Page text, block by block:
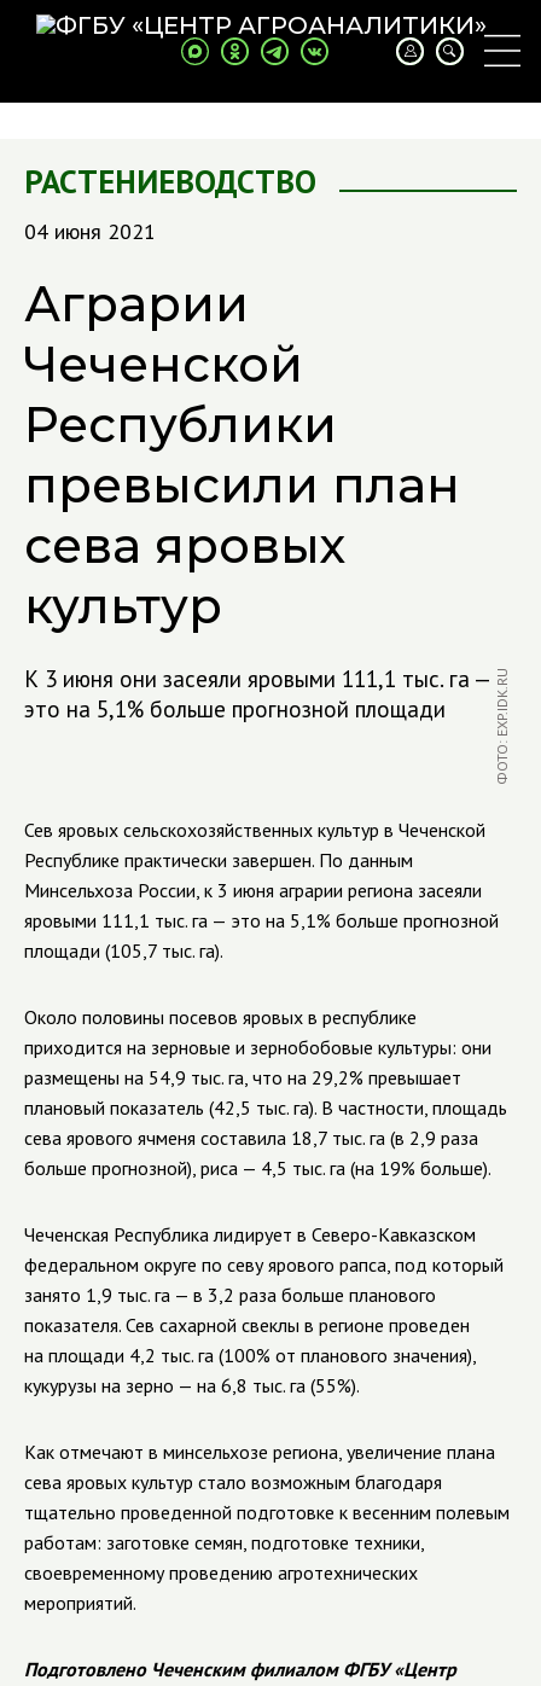
РАСТЕНИЕВОДСТВО
04 июня 2021
Аграрии
Чеченской
Республики
превысили план
сева яровых
культур
К 3 июня они засеяли яровыми 111,1 тыс. га —
это на 5,1% больше прогнозной площади
ФОТО: EXP.IDK.RU
Сев яровых сельскохозяйственных культур в Чеченской
Республике практически завершен. По данным
Минсельхоза России, к 3 июня аграрии региона засеяли
яровыми 111,1 тыс. га — это на 5,1% больше прогнозной
площади (105,7 тыс. га).
Около половины посевов яровых в республике
приходится на зерновые и зернобобовые культуры: они
размещены на 54,9 тыс. га, что на 29,2% превышает
плановый показатель (42,5 тыс. га). В частности, площадь
сева ярового ячменя составила 18,7 тыс. га (в 2,9 раза
больше прогнозной), риса — 4,5 тыс. га (на 19% больше).
Чеченская Республика лидирует в Северо-Кавказском
федеральном округе по севу ярового рапса, под который
занято 1,9 тыс. га — в 3,2 раза больше планового
показателя. Сев сахарной свеклы в регионе проведен
на площади 4,2 тыс. га (100% от планового значения),
кукурузы на зерно — на 6,8 тыс. га (55%).
Как отмечают в минсельхозе региона, увеличение плана
сева яровых культур стало возможным благодаря
тщательно проведенной подготовке к весенним полевым
работам: заготовке семян, подготовке техники,
своевременному проведению агротехнических
мероприятий.
Подготовлено Чеченским филиалом ФГБУ «Центр